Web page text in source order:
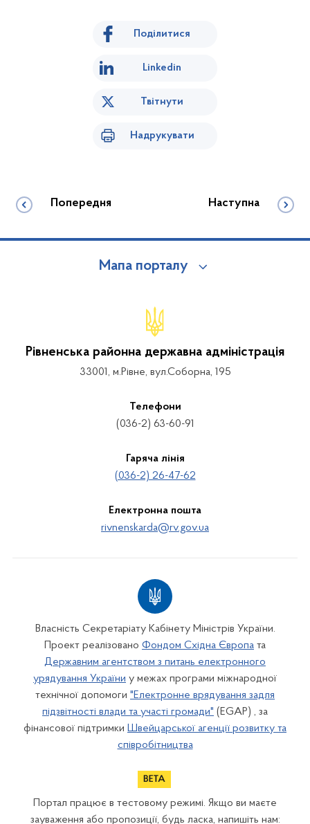
Поділитися
Linkedin
Твітнути
Надрукувати
Попередня Наступна
Мапа порталу
Рівненська районна державна адміністрація
33001, м.Рівне, вул.Соборна, 195
Телефони
(036-2) 63-60-91
Гаряча лінія
(036-2) 26-47-62
Електронна пошта
rivnenskarda@rv.gov.ua
Власність Секретаріату Кабінету Міністрів України.
Проект реалізовано Фондом Східна Європа та
Державним агентством з питань електронного
урядування України у межах програми міжнародної
технічної допомоги "Електронне врядування задля
підзвітності влади та участі громади" (EGAP) , за
фінансової підтримки Швейцарської агенції розвитку та
співробітництва
Портал працює в тестовому режимі. Якщо ви маєте
зауваження або пропозиції, будь ласка, напишіть нам: